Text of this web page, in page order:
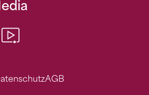
LinkedIn
AGB